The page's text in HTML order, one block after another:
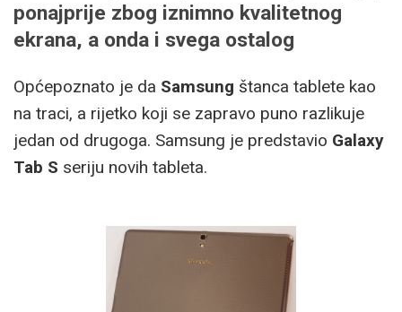
ponajprije zbog iznimno kvalitetnog
ekrana, a onda i svega ostalog
Općepoznato je da Samsung štanca tablete kao
na traci, a rijetko koji se zapravo puno razlikuje
jedan od drugoga. Samsung je predstavio Galaxy
Tab S seriju novih tableta.